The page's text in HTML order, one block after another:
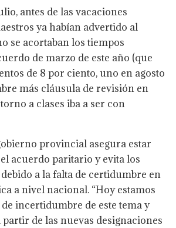
antes de las vacaciones
ya habían advertido al
se acortaban los tiempos
de marzo de este año (que
de 8 por ciento, uno en agosto
más cláusula de revisión en
a clases iba a ser con
provincial asegura estar
acuerdo paritario y evita los
a la falta de certidumbre en
a nivel nacional. “Hoy estamos
incertidumbre de este tema y
partir de las nuevas designaciones